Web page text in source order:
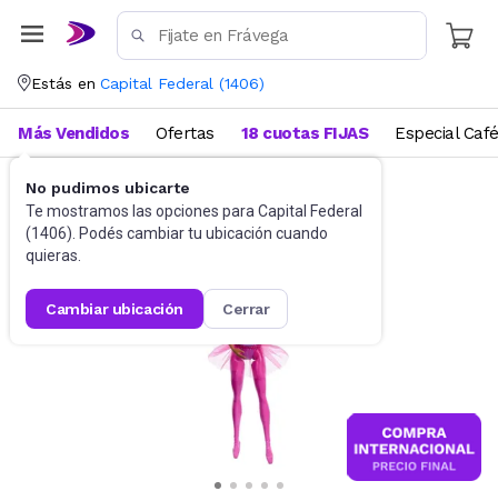
Estás en Capital Federal (1406)
No pudimos ubicarte
Te mostramos las opciones para Capital Federal
(1406). Podés cambiar tu ubicación cuando
quieras.
cambiar ubicación cerrar
Más Vendidos Ofertas 18 cuotas FIJAS Especial Café
Muñecas y Accesorios